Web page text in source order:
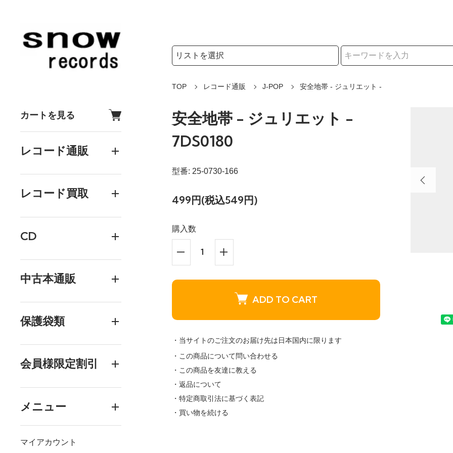
カートを見る
レコード通販
レコード買取
CD
中古本通販
保護袋類
会員様限定割引
メニュー
マイアカウント
検索リストの選択
TOP レコード通販 J-POP 安全地帯 - ジュリエット -
安全地帯 - ジュリエット -
7DS0180
型番: 25-0730-166
499円(税込549円)
購入数
ADD TO CART
・当サイトのご注文のお届け先は日本国内に限ります
・この商品について問い合わせる
・この商品を友達に教える
・返品について
・特定商取引法に基づく表記
・買い物を続ける